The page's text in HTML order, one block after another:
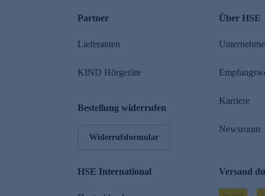
Partner
Lieferanten
KIND Hörgeräte
Bestellung widerrufen
Widerrufsformular
Über HSE
Karriere
Newsroom
HSE International Versand